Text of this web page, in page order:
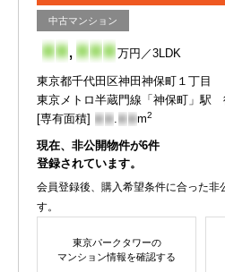
中古マンション
- - ,- - - 万円／3LDK
東京都千代田区神田神保町１丁目
東京メトロ半蔵門線「神保町」駅
[専有面積] - - .- - m2
現在、非公開物件が6件
登録されています。
会員登録後、購入希望条件に合った非
す。
東京パークタワーの
マンション情報を確認する